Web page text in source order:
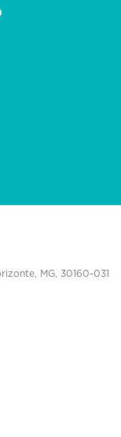
MG, 30160-031